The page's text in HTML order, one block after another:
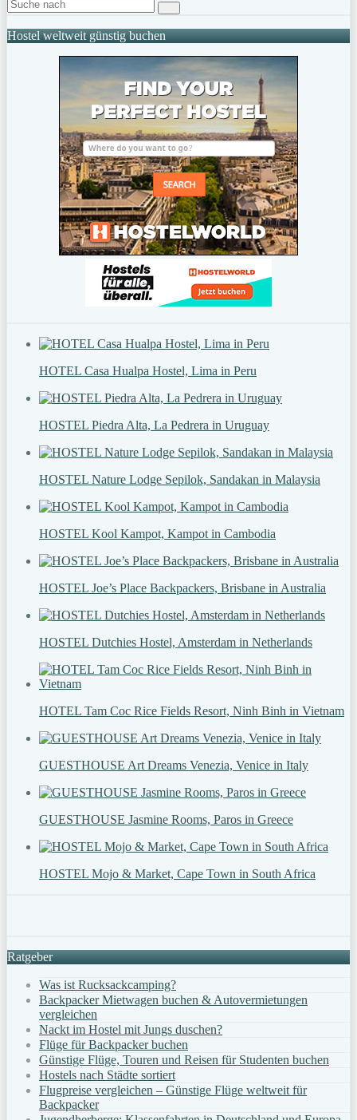
Hostel weltweit günstig buchen
HOTEL Casa Hualpa Hostel, Lima in Peru
HOSTEL Piedra Alta, La Pedrera in Uruguay
HOSTEL Nature Lodge Sepilok, Sandakan in Malaysia
HOSTEL Kool Kampot, Kampot in Cambodia
HOSTEL Joe’s Place Backpackers, Brisbane in Australia
HOSTEL Dutchies Hostel, Amsterdam in Netherlands
HOTEL Tam Coc Rice Fields Resort, Ninh Binh in Vietnam
GUESTHOUSE Art Dreams Venezia, Venice in Italy
GUESTHOUSE Jasmine Rooms, Paros in Greece
HOSTEL Mojo & Market, Cape Town in South Africa
Ratgeber
Was ist Rucksackcamping?
Backpacker Mietwagen buchen & Autovermietungen
vergleichen
Nackt im Hostel mit Jungs duschen?
Flüge für Backpacker buchen
Günstige Flüge, Touren und Reisen für Studenten buchen
Hostels nach Städte sortiert
Flugpreise vergleichen – Günstige Flüge weltweit für
Backpacker